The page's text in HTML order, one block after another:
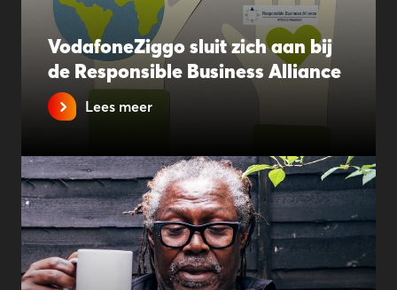
VodafoneZiggo sluit zich aan bij
de Responsible Business Alliance
Lees meer